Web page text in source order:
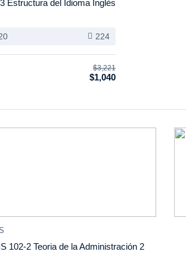
Estructura del Idioma Inglés
224
$3,221
$1,040
102-2 Teoria de la Administración 2